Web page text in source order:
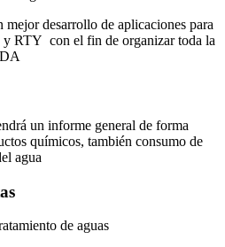
mejor desarrollo de aplicaciones para
y RTY con el fin de organizar toda la
un informe general de forma
químicos, también consumo de
agua